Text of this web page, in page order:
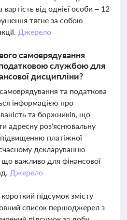
від однієї особи – 12
тягне за собою
Джерело
самоврядування
службою для
дисципліни?
та податкова
інформацією про
та боржників, що
адресну роз'яснювальну
платіжної
декларуванню
важливо для фінансової
Джерело
підсумок змісту
список першоджерел з